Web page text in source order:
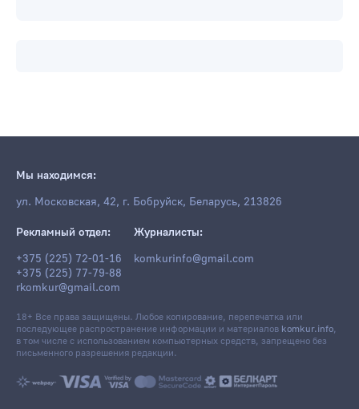
Мы находимся:
ул. Московская, 42, г. Бобруйск, Беларусь, 213826
Рекламный отдел:
+375 (225) 77-79-88
Журналисты: